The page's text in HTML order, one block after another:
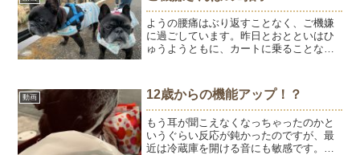
ようの腰痛はぶり返すことなく、ご機嫌
に過ごしています。昨日とおとといはひ
ゅうようともに、カートに乗ることなく
黒豆を毎日たべているから？鶏レバー、
白菜、ごはん、黒豆。...
動画 12歳からの機能アップ！？
もう耳が聞こえなくなっちゃったのかと
いうぐらい反応が鈍かったのですが、最
近は冷蔵庫を開ける音にも敏感です。絶